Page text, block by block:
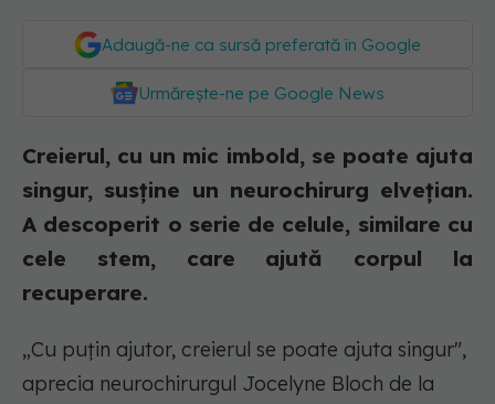
Adaugă-ne ca sursă preferată în Google
Urmărește-ne pe Google News
Creierul, cu un mic imbold, se poate ajuta
singur, susține un neurochirurg elvețian.
A descoperit o serie de celule, similare cu
cele stem, care ajută corpul la
recuperare.
„Cu puțin ajutor, creierul se poate ajuta singur",
aprecia neurochirurgul Jocelyne Bloch de la